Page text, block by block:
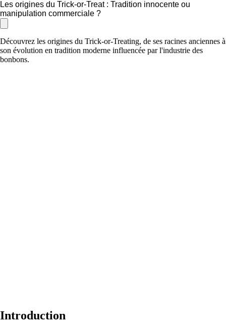
Les origines du Trick-or-Treat : Tradition innocente ou
manipulation commerciale ?
Découvrez les origines du Trick-or-Treating, de ses racines anciennes à
son évolution en tradition moderne influencée par l'industrie des
bonbons.
Introduction